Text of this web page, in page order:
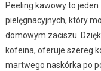
Peeling kawowy to
pielęgnacyjnych, który
domowym zaciszu.
kofeina, oferuje szereg
martwego naskórka po